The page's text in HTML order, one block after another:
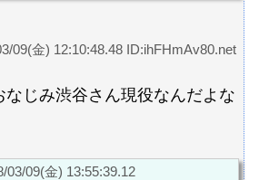
09(金) 12:10:48.48 ID:ihFHmAv80.net
なじみ渋谷さん現役なんだよな
03/09(金) 13:55:39.12